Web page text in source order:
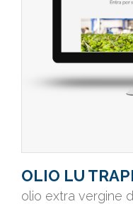
OLIO LU
olio extra vergine